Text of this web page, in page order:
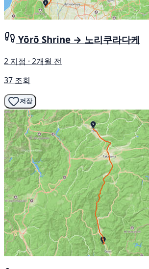
Yōrō Shrine → 노리쿠라다케
2 지점 · 2개월 전
37 조회
저장